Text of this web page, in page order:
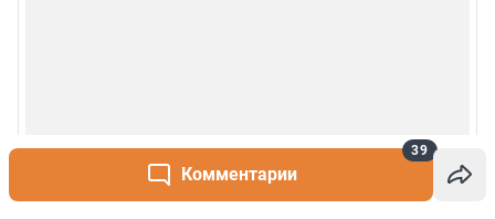
Комментарии
39